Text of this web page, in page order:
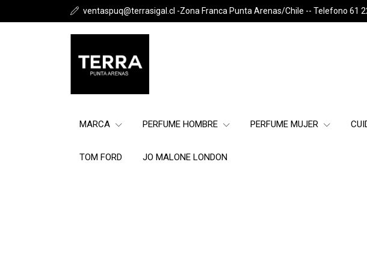
ventaspuq@terrasigal.cl -Zona Franca Punta Arenas/Chile -- Telefono 61
MARCA PERFUME HOMBRE PERFUME MUJER
TOM FORD JO MALONE LONDON